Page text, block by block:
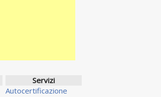
Servizi
Autocertificazione